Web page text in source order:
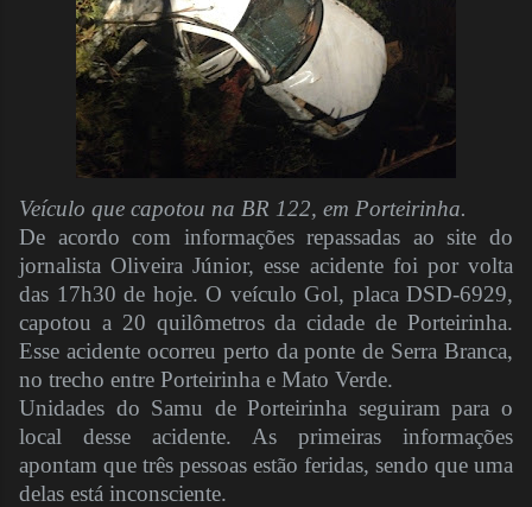
Veículo que capotou na BR 122, em Porteirinha.
De acordo com informações repassadas ao site do
jornalista Oliveira Júnior, esse acidente foi por volta
das 17h30 de hoje. O veículo Gol, placa DSD-6929,
capotou a 20 quilômetros da cidade de Porteirinha.
Esse acidente ocorreu perto da ponte de Serra Branca,
no trecho entre Porteirinha e Mato Verde.
Unidades do Samu de Porteirinha seguiram para o
local desse acidente. As primeiras informações
apontam que três pessoas estão feridas, sendo que uma
delas está inconsciente.